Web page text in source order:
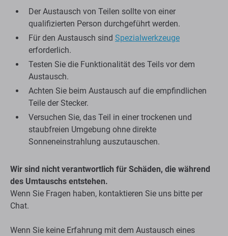
Der Austausch von Teilen sollte von einer
qualifizierten Person durchgeführt werden.
Für den Austausch sind Spezialwerkzeuge
erforderlich.
Testen Sie die Funktionalität des Teils vor dem
Austausch.
Achten Sie beim Austausch auf die empfindlichen
Teile der Stecker.
Versuchen Sie, das Teil in einer trockenen und
staubfreien Umgebung ohne direkte
Sonneneinstrahlung auszutauschen.
Wir sind nicht verantwortlich für Schäden, die während
des Umtauschs entstehen.
Wenn Sie Fragen haben, kontaktieren Sie uns bitte per
Chat.
Wenn Sie keine Erfahrung mit dem Austausch eines